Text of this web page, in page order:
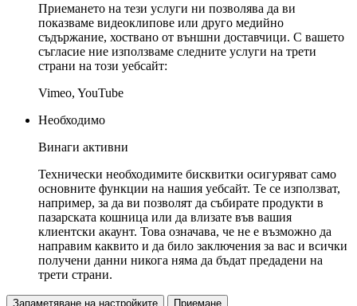
Приемането на тези услуги ни позволява да ви
показваме видеоклипове или друго медийно
съдържание, хоствано от външни доставчици. С вашето
съгласие ние използваме следните услуги на трети
страни на този уебсайт:
Vimeo, YouTube
Необходимо
Винаги активни
Технически необходимите бисквитки осигуряват само
основните функции на нашия уебсайт. Те се използват,
например, за да ви позволят да събирате продукти в
пазарската кошница или да влизате във вашия
клиентски акаунт. Това означава, че не е възможно да
направим каквито и да било заключения за вас и всички
получени данни никога няма да бъдат предадени на
трети страни.
Запаметяване на настройките Приемане